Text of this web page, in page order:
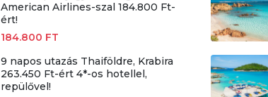
American Airlines-szal 184.800 Ft-
ért!
184.800 FT
9 napos utazás Thaiföldre, Krabira
263.450 Ft-ért 4*-os hotellel,
repülővel!